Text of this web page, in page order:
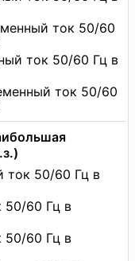
ток 50/60
ток 50/60 Гц в
ток 50/60
ток 50/60 Гц в
50/60 Гц в
50/60 Гц в